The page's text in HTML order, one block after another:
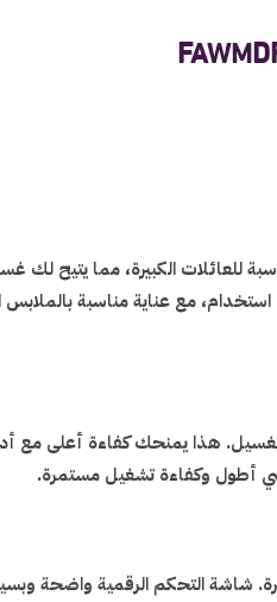
بأداء غسيل قوي يساعد على إزالة البقع الصعبة وتنظيف الملابس بعمق مع الحفاظ على جودة الأقمشة. سعة 12
مع عناية مناسبة بالملابس
هذا يمنحك كفاءة أعلى مع
أطول وكفاءة تشغيل مستمرة.
التحكم الرقمية واضحة